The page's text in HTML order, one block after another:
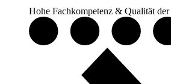
Hohe Fachkompetenz & Qualität